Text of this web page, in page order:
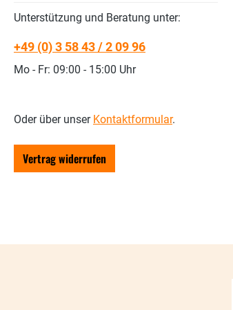
Unterstützung und Beratung unter:
+49 (0) 3 58 43 / 2 09 96
Mo - Fr: 09:00 - 15:00 Uhr
Oder über unser Kontaktformular.
Vertrag widerrufen